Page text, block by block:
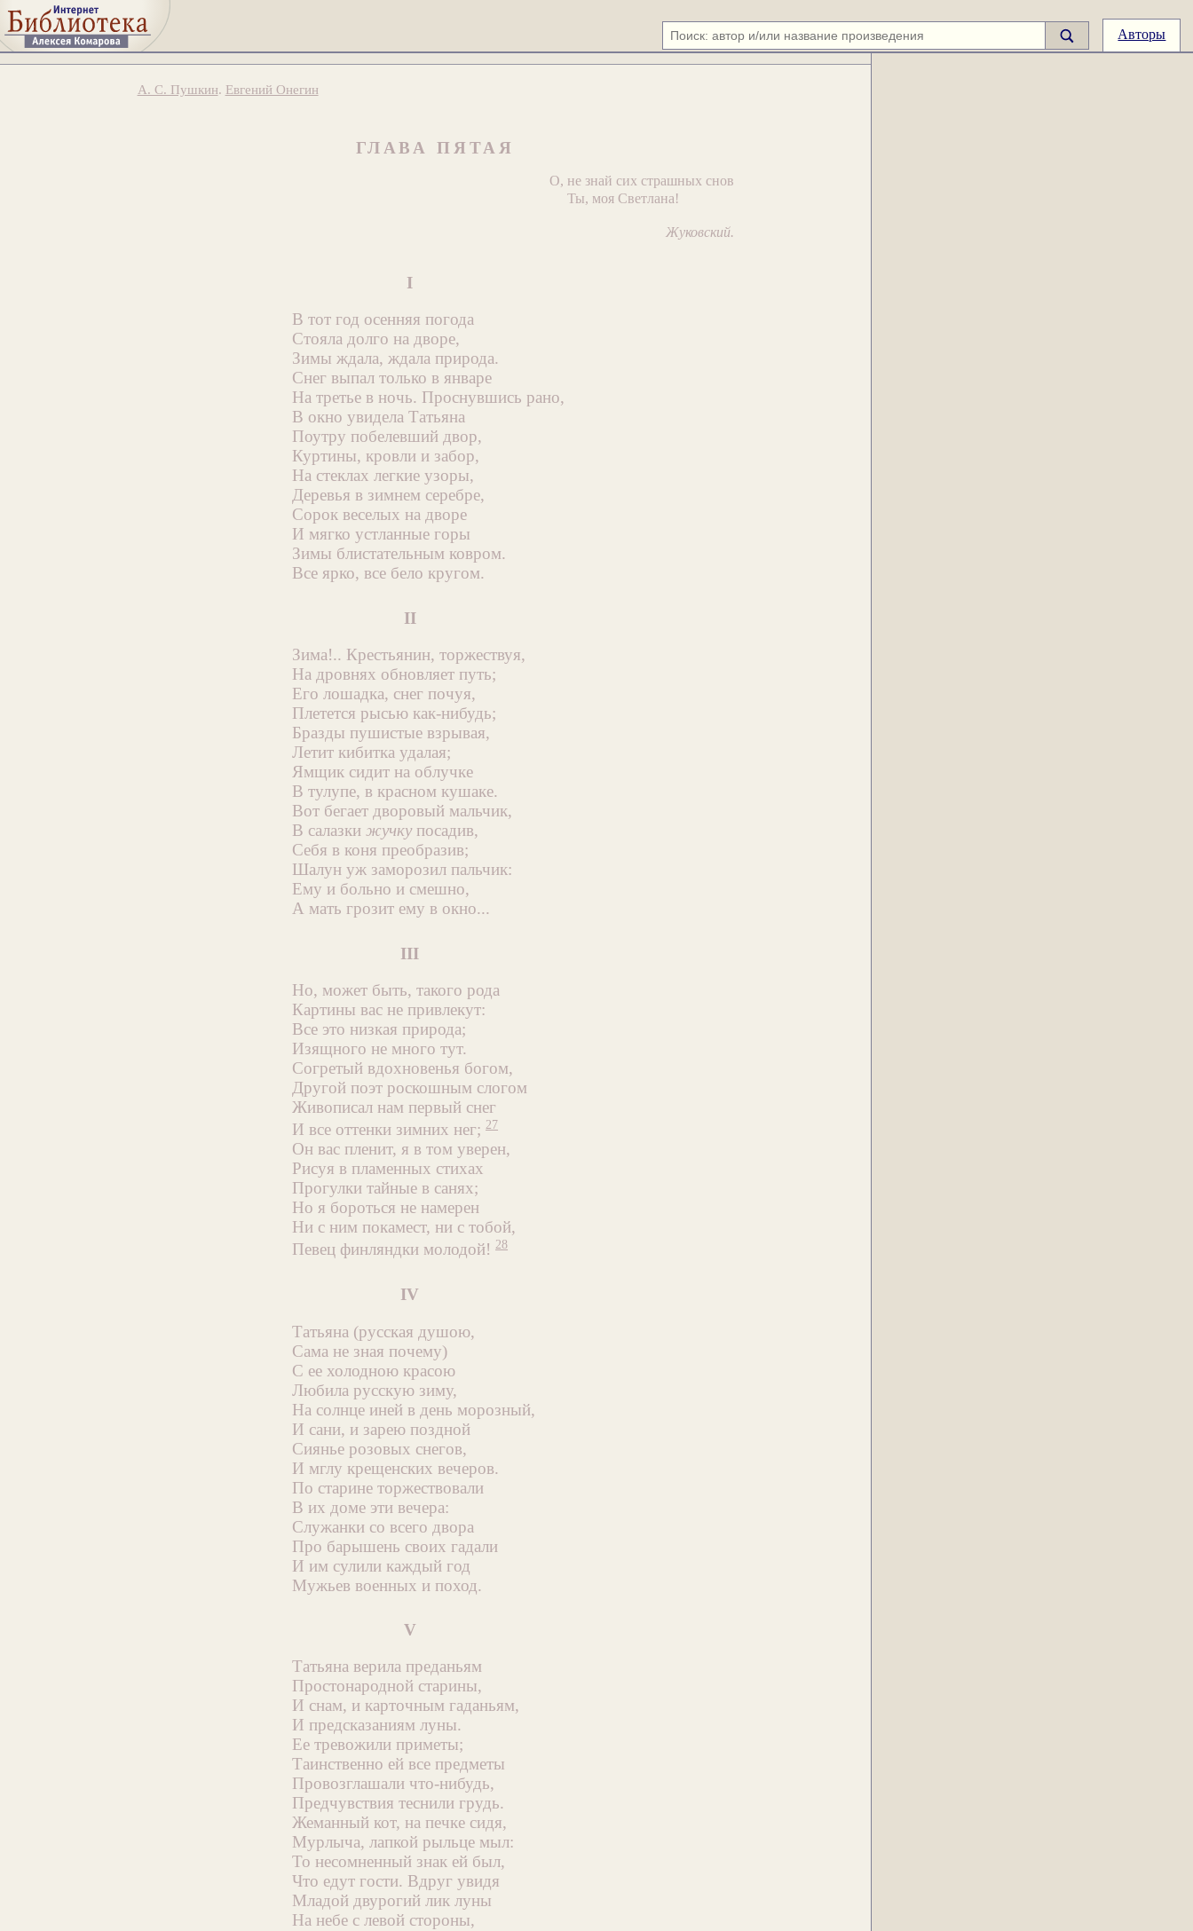
Авторы
А. С. Пушкин. Евгений Онегин
ГЛАВА ПЯТАЯ
О, не знай сих страшных снов
Ты, моя Светлана!
Жуковский.
I
В тот год осенняя погода
Стояла долго на дворе,
Зимы ждала, ждала природа.
Снег выпал только в январе
На третье в ночь. Проснувшись рано,
В окно увидела Татьяна
Поутру побелевший двор,
Куртины, кровли и забор,
На стеклах легкие узоры,
Деревья в зимнем серебре,
Сорок веселых на дворе
И мягко устланные горы
Зимы блистательным ковром.
Все ярко, все бело кругом.
II
Зима!.. Крестьянин, торжествуя,
На дровнях обновляет путь;
Его лошадка, снег почуя,
Плетется рысью как-нибудь;
Бразды пушистые взрывая,
Летит кибитка удалая;
Ямщик сидит на облучке
В тулупе, в красном кушаке.
Вот бегает дворовый мальчик,
В салазкижучкупосадив,
Себя в коня преобразив;
Шалун уж заморозил пальчик:
Ему и больно и смешно,
А мать грозит ему в окно...
III
Но, может быть, такого рода
Картины вас не привлекут:
Все это низкая природа;
Изящного не много тут.
Согретый вдохновенья богом,
Другой поэт роскошным слогом
Живописал нам первый снег
И все оттенки зимних нег;27
Он вас пленит, я в том уверен,
Рисуя в пламенных стихах
Прогулки тайные в санях;
Но я бороться не намерен
Ни с ним покамест, ни с тобой,
Певец финляндки молодой!28
IV
Татьяна (русская душою,
Сама не зная почему)
С ее холодною красою
Любила русскую зиму,
На солнце иней в день морозный,
И сани, и зарею поздной
Сиянье розовых снегов,
И мглу крещенских вечеров.
По старине торжествовали
В их доме эти вечера:
Служанки со всего двора
Про барышень своих гадали
И им сулили каждый год
Мужьев военных и поход.
V
Татьяна верила преданьям
Простонародной старины,
И снам, и карточным гаданьям,
И предсказаниям луны.
Ее тревожили приметы;
Таинственно ей все предметы
Провозглашали что-нибудь,
Предчувствия теснили грудь.
Жеманный кот, на печке сидя,
Мурлыча, лапкой рыльце мыл:
То несомненный знак ей был,
Что едут гости. Вдруг увидя
Младой двурогий лик луны
На небе с левой стороны,